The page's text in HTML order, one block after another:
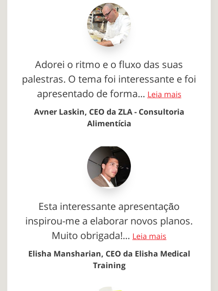
Adorei o ritmo e o fluxo das suas
palestras. O tema foi interessante e foi
apresentado de forma... Leia mais
Avner Laskin, CEO da ZLA - Consultoria
Alimentícia
Esta interessante apresentação
inspirou-me a elaborar novos planos.
Muito obrigada!... Leia mais
Elisha Mansharian, CEO da Elisha Medical
Training